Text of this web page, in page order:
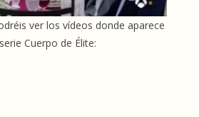
ver los vídeos donde aparece
Cuerpo de Élite: